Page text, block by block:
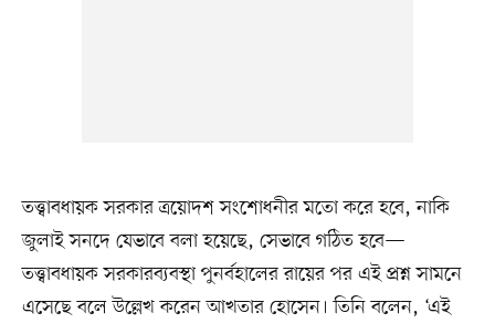
তত্ত্বাবধায়ক সরকার ত্রয়োদশ সংশোধনীর মতো করে হবে, নাকি
জুলাই সনদে যেভাবে বলা হয়েছে, সেভাবে গঠিত হবে—
তত্ত্বাবধায়ক সরকারব্যবস্থা পুনর্বহালের রায়ের পর এই প্রশ্ন সামনে
এসেছে বলে উল্লেখ করেন আখতার হোসেন। তিনি বলেন, ‘এই